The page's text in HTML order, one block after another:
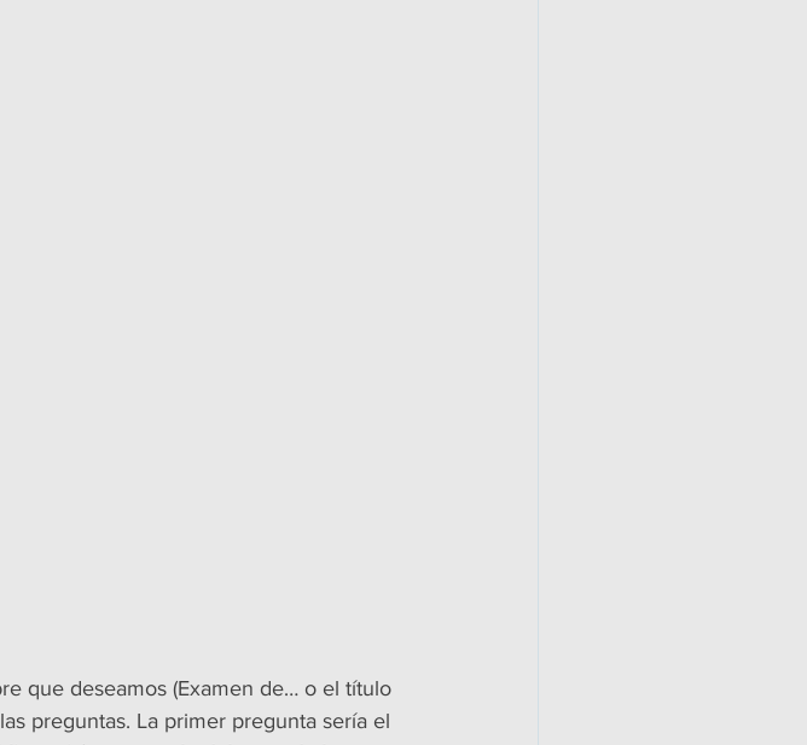
que deseamos (Examen de… o el título
preguntas. La primer pregunta sería el